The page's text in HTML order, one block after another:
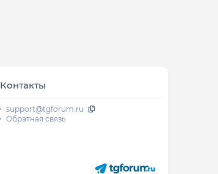
Контакты
support@tgforum.ru
Обратная связь